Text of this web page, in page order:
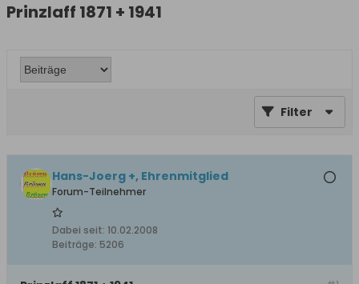
Prinzlaff 1871 + 1941
Filter
Hans-Joerg +, Ehrenmitglied
Forum-Teilnehmer
Dabei seit: 10.02.2008
Beiträge: 5206